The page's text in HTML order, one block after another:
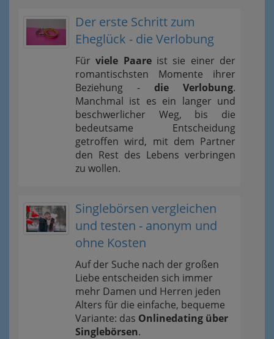
Der erste Schritt zum
Eheglück - die Verlobung
Fürviele Paareist sie einer der
romantischsten Momente ihrer
Beziehung - die Verlobung.
Manchmal ist es ein langer und
beschwerlicher Weg, bis die
bedeutsame Entscheidung
getroffen wird, mit dem Partner
den Rest des Lebens verbringen
zu wollen.
Singlebörsen vergleichen
und testen - anonym und
ohne Kosten
Auf der Suche nach der großen
Liebe entscheiden sich immer
mehr Damen und Herren jeden
Alters für die einfache, bequeme
Variante: das Onlinedating über
Singlebörsen.